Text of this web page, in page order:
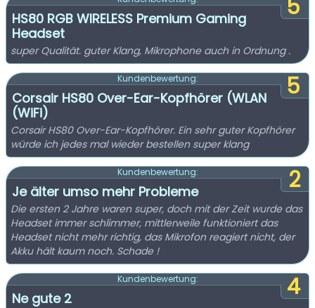
5
HS80 RGB WIRELESS Premium Gaming
Headset
super Qualität. guter Klang, Mikrophone auch in Ordnung .
5
Kundenbewertung:
Corsair HS80 Over-Ear-Kopfhörer (WLAN
(WiFi)
Corsair HS80 Over-Ear-Kopfhörer. Ein sehr guter Kopfhörer
würde ich jedes mal wieder bestellen super klang
2
Kundenbewertung:
Je älter umso mehr Probleme
Die ersten 2 Jahre waren super, doch mit der Zeit wurde das
Headset immer schlimmer, mittlerweile funktioniert das
Headset nicht mehr richtig, das Mikrofon reagiert nicht, der
Akku hält kaum noch. Schade !
4
Kundenbewertung:
Ne gute 2